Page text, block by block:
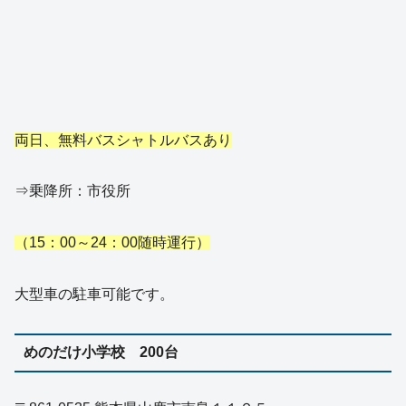
両日、無料バスシャトルバスあり
⇒乗降所：市役所
（15：00～24：00随時運行）
大型車の駐車可能です。
めのだけ小学校 200台